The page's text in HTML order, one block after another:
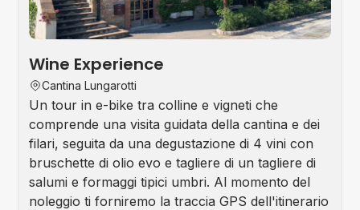
Wine Experience
Cantina Lungarotti
Un tour in e-bike tra colline e vigneti che
comprende una visita guidata della cantina e dei
filari, seguita da una degustazione di 4 vini con
bruschette di olio evo e tagliere di un tagliere di
salumi e formaggi tipici umbri. Al momento del
noleggio ti forniremo la traccia GPS dell'itinerario